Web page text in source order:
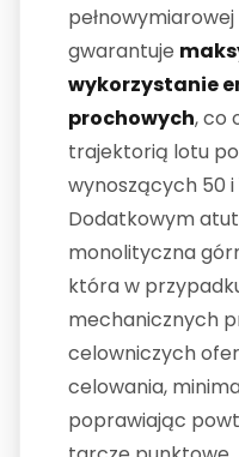
pełnowymiarowej
gwarantuje
wykorzystanie
prochowych, co
trajektorią lotu
wynoszących 50 i
Dodatkowym
monolityczna
która w
mechanicznych
celowniczych
celowania,
poprawiając